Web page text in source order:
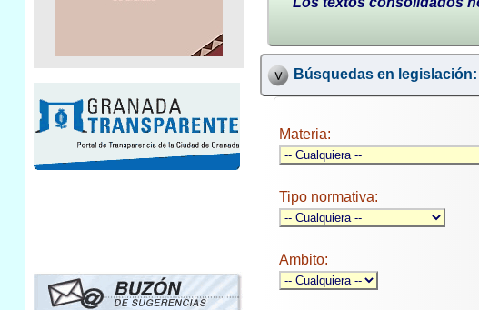
Búsquedas en legislación:
Materia:
Tipo normativa:
Ambito: